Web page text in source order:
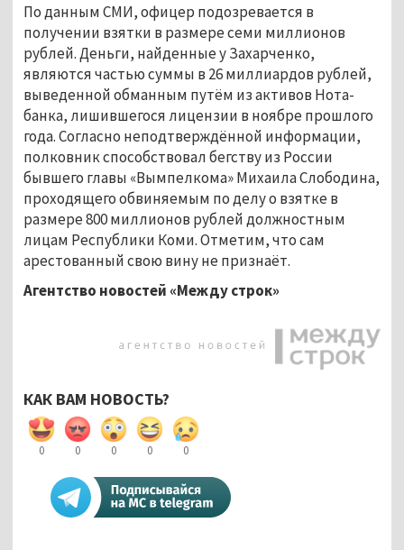
По данным СМИ, офицер подозревается в
получении взятки в размере семи миллионов
рублей. Деньги, найденные у Захарченко,
являются частью суммы в 26 миллиардов рублей,
выведенной обманным путём из активов Нота-
банка, лишившегося лицензии в ноябре прошлого
года. Согласно неподтверждённой информации,
полковник способствовал бегству из России
бывшего главы «Вымпелкома» Михаила Слободина,
проходящего обвиняемым по делу о взятке в
размере 800 миллионов рублей должностным
лицам Республики Коми. Отметим, что сам
арестованный свою вину не признаёт.
Агентство новостей «Между строк»
КАК ВАМ НОВОСТЬ?
0 0 0 0 0